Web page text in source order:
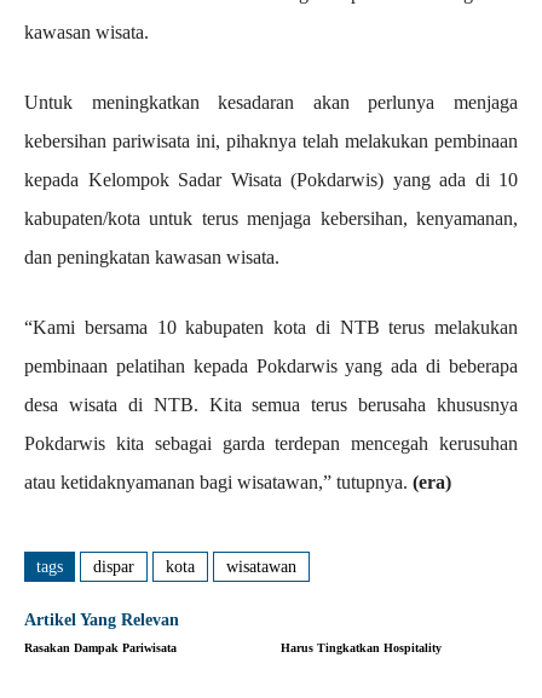
kawasan wisata.
Untuk meningkatkan kesadaran akan perlunya menjaga
kebersihan pariwisata ini, pihaknya telah melakukan pembinaan
kepada Kelompok Sadar Wisata (Pokdarwis) yang ada di 10
kabupaten/kota untuk terus menjaga kebersihan, kenyamanan,
dan peningkatan kawasan wisata.
“Kami bersama 10 kabupaten kota di NTB terus melakukan
pembinaan pelatihan kepada Pokdarwis yang ada di beberapa
desa wisata di NTB. Kita semua terus berusaha khususnya
Pokdarwis kita sebagai garda terdepan mencegah kerusuhan
atau ketidaknyamanan bagi wisatawan,” tutupnya. (era)
tags dispar kota wisatawan
Artikel Yang Relevan
Rasakan Dampak Pariwisata Harus Tingkatkan Hospitality